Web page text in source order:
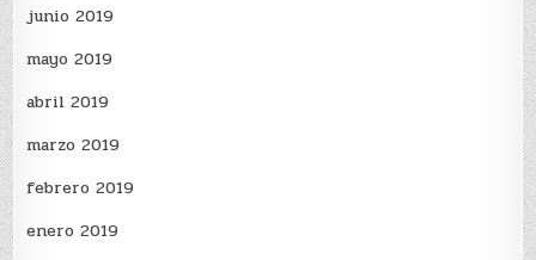
junio 2019
mayo 2019
abril 2019
marzo 2019
febrero 2019
enero 2019